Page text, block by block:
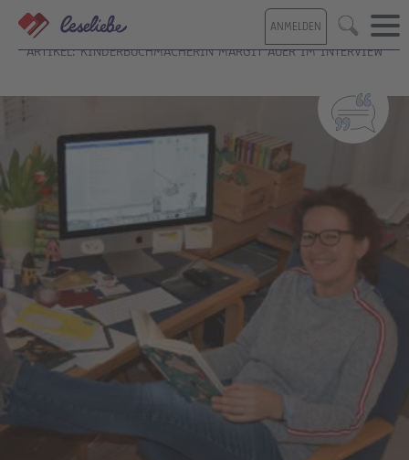
Direkt
zum
Inhalt
ANMELDEN Suche
ARTIKEL: KINDERBUCHMACHERIN MARGIT AUER IM INTERVIEW